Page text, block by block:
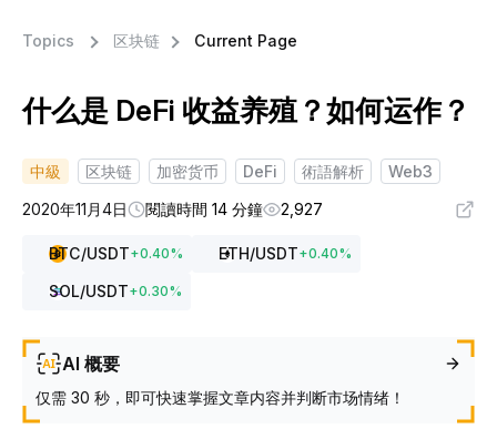
Topics 区块链 Current Page
什么是 DeFi 收益养殖？如何运作？
中級 区块链 加密货币 DeFi 術語解析
Web3
2020年11月4日
閱讀時間 14 分鐘 2,927
BTC/USDT+0.40% ETH/USDT+0.40%
SOL/USDT+0.30%
AI 概要
仅需 30 秒，即可快速掌握文章内容并判断市场情绪！